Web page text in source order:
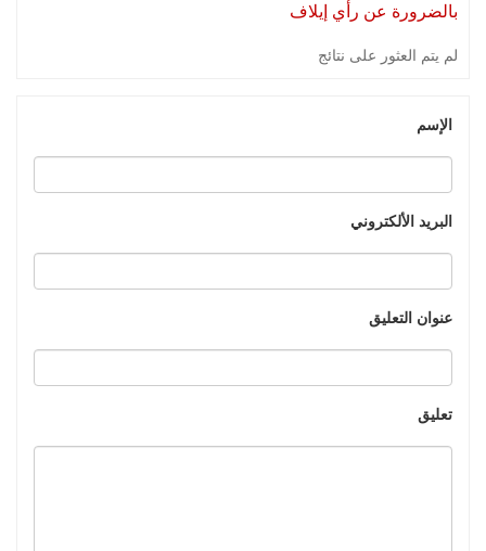
بالضرورة عن رأي إيلاف
لم يتم العثور على نتائج
الإسم
البريد الألكتروني
عنوان التعليق
تعليق